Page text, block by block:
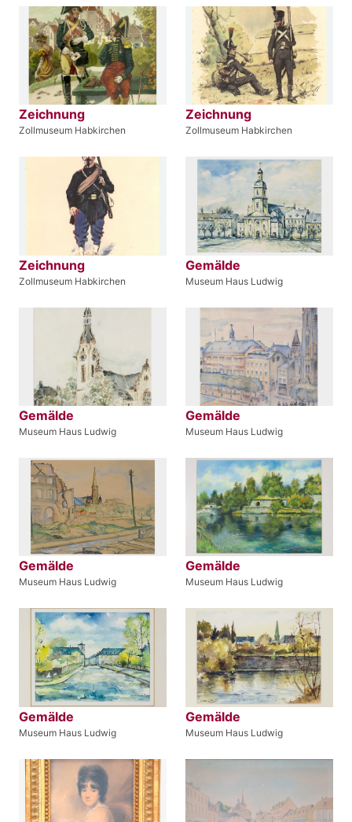
Zeichnung
Zollmuseum Habkirchen
Zeichnung
Zollmuseum Habkirchen
Zeichnung
Zollmuseum Habkirchen
Gemälde
Museum Haus Ludwig
Gemälde
Museum Haus Ludwig
Gemälde
Museum Haus Ludwig
Gemälde
Museum Haus Ludwig
Gemälde
Museum Haus Ludwig
Gemälde
Museum Haus Ludwig
Gemälde
Museum Haus Ludwig